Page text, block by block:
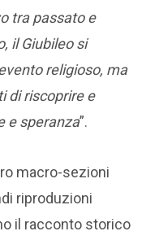
tra passato e
il Giubileo si
religioso, ma
di riscoprire e
e speranza”.
macro-sezioni
riproduzioni
il racconto storico